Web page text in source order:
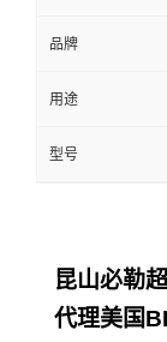
品牌
用途
型号
昆山必勒
代理美国